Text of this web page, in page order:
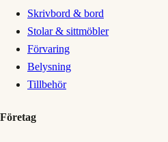
Skrivbord & bord
Stolar & sittmöbler
Förvaring
Belysning
Tillbehör
Företag